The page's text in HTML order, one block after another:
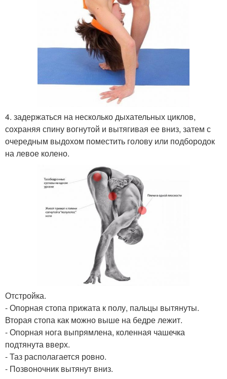
4. задержаться на несколько дыхательных циклов,
сохраняя спину вогнутой и вытягивая ее вниз, затем с
очередным выдохом поместить голову или подбородок
на левое колено.
Отстройка.
- Опорная стопа прижата к полу, пальцы вытянуты.
Вторая стопа как можно выше на бедре лежит.
- Опорная нога выпрямлена, коленная чашечка
подтянута вверх.
- Таз располагается ровно.
- Позвоночник вытянут вниз.